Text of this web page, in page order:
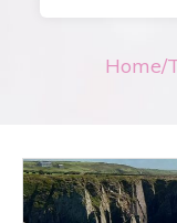
Home/